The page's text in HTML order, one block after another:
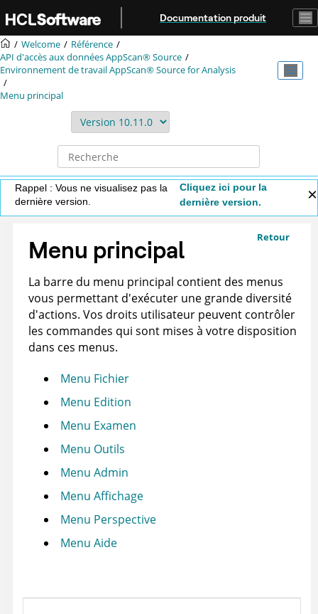
Aller au contenu principal
Documentation produit
Welcome
Référence
API d'accès aux donnéesAppScan® Source
Environnement de travailAppScan® Source for Analysis
Menu principal
Rappel : Vous ne visualisez pas la
dernière version.
Cliquez ici pour la
dernière version.
Retour
Menu principal
La barre du menu principal contient des menus
vous permettant d'exécuter une grande diversité
d'actions. Vos droits utilisateur peuvent contrôler
les commandes qui sont mises à votre disposition
dans ces menus.
Menu Fichier
Menu Edition
Menu Examen
Menu Outils
Menu Admin
Menu Affichage
Menu Perspective
Menu Aide